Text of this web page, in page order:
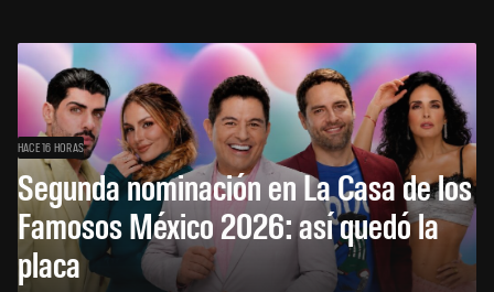
HACE 16 HORAS
Segunda nominación en La Casa de los
Famosos México 2026: así quedó la
placa